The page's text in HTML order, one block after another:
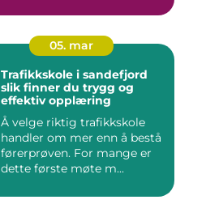
05. mar
Trafikkskole i sandefjord
slik finner du trygg og
effektiv opplæring
Å velge riktig trafikkskole
handler om mer enn å bestå
førerprøven. For mange er
dette første møte m...